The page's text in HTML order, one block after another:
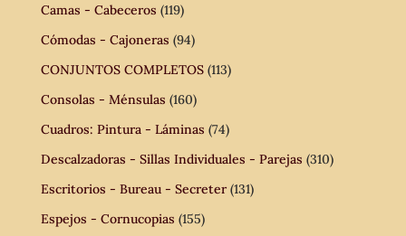
Camas - Cabeceros (119)
Cómodas - Cajoneras (94)
CONJUNTOS COMPLETOS (113)
Consolas - Ménsulas (160)
Cuadros: Pintura - Láminas (74)
Descalzadoras - Sillas Individuales - Parejas (310)
Escritorios - Bureau - Secreter (131)
Espejos - Cornucopias (155)